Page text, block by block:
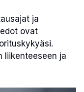
ja
ovat
liikenteeseen ja